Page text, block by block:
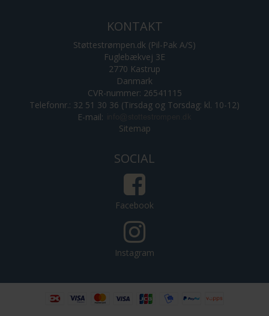
KONTAKT
Støttestrømpen.dk (Pil-Pak A/S)
Fuglebækvej 3E
2770 Kastrup
Danmark
CVR-nummer: 26541115
Telefonnr.: 32 51 30 36 (Tirsdag og Torsdag: kl. 10-12)
E-mail:
Sitemap
SOCIAL
Facebook
Instagram